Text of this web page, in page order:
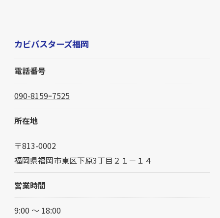
カビバスターズ福岡
電話番号
090-8159ｰ7525
所在地
〒813-0002
福岡県福岡市東区下原3丁目２１－１４
営業時間
9:00 〜 18:00